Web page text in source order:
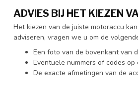
ADVIES BIJ HET KIEZEN
Het kiezen van de juiste motoraccu
adviseren, vragen we u om de
Een foto van de bovenkant van
Eventuele nummers of codes op
De exacte afmetingen van de